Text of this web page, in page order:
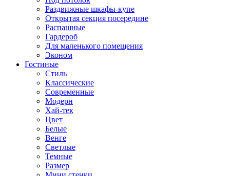
Раздвижные шкафы-купе
Открытая секция посередине
Распашные
Гардероб
Для маленького помещения
Эконом
Гостиные
Стиль
Классические
Современные
Модерн
Хай-тек
Цвет
Белые
Венге
Светлые
Темные
Размер